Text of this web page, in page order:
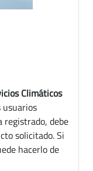
Climáticos
usuarios
registrado, debe
solicitado. Si
hacerlo de